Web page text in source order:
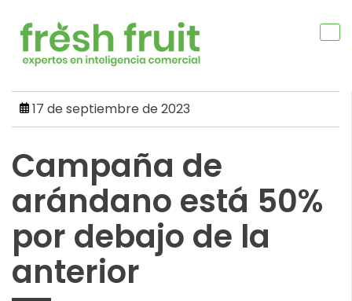
content
17 de septiembre de 2023
Campaña de
arándano está 50%
por debajo de la
anterior